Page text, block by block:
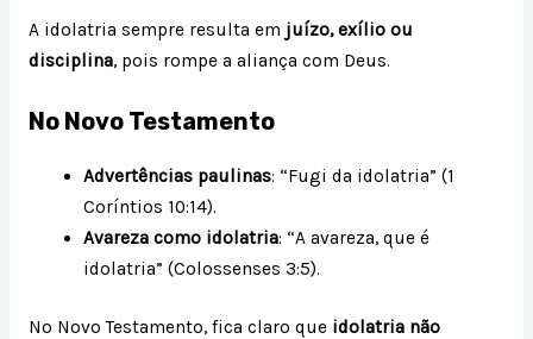
A idolatria sempre resulta em juízo, exílio ou
disciplina, pois rompe a aliança com Deus.
No Novo Testamento
Advertências paulinas: “Fugi da idolatria” (1
Coríntios 10:14).
Avareza como idolatria: “A avareza, que é
idolatria” (Colossenses 3:5).
No Novo Testamento, fica claro que idolatria não